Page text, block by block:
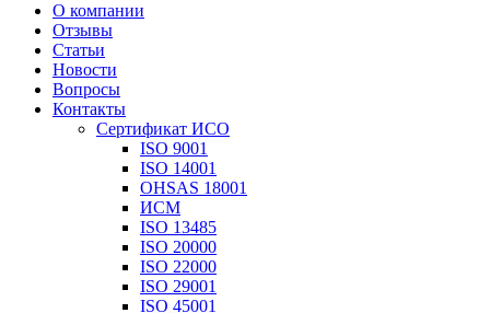
О компании
Отзывы
Статьи
Новости
Вопросы
Контакты
Сертификат ИСО
ISO 9001
ISO 14001
OHSAS 18001
ИСМ
ISO 13485
ISO 20000
ISO 22000
ISO 29001
ISO 45001